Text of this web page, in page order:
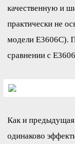
качественную и
практически не
модели E3606C).
сравнении с
Как и
одинаково